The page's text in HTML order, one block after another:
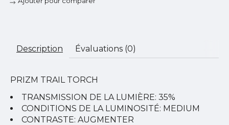
Description Évaluations (0)
PRIZM TRAIL TORCH
TRANSMISSION DE LA LUMIÈRE: 35%
CONDITIONS DE LA LUMINOSITÉ: MEDIUM
CONTRASTE: AUGMENTER